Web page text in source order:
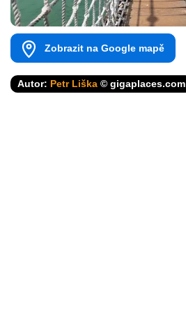
Zobrazit na Google mapě
Autor: Petr Liška © gigaplaces.com